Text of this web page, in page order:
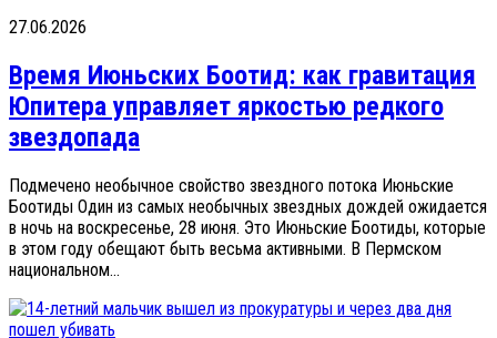
27.06.2026
Время Июньских Боотид: как гравитация
Юпитера управляет яркостью редкого
звездопада
Подмечено необычное свойство звездного потока Июньские
Боотиды Один из самых необычных звездных дождей ожидается
в ночь на воскресенье, 28 июня. Это Июньские Боотиды, которые
в этом году обещают быть весьма активными. В Пермском
национальном...